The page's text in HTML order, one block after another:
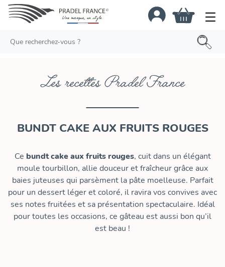
Les recettes Pradel France
BUNDT CAKE AUX FRUITS ROUGES
Ce bundt cake aux fruits rouges, cuit dans un élégant
moule tourbillon, allie douceur et fraîcheur grâce aux
baies juteuses qui parsèment la pâte moelleuse. Parfait
pour un dessert léger et coloré, il ravira vos convives avec
ses notes fruitées et sa présentation spectaculaire. Idéal
pour toutes les occasions, ce gâteau est aussi bon qu’il
est beau !